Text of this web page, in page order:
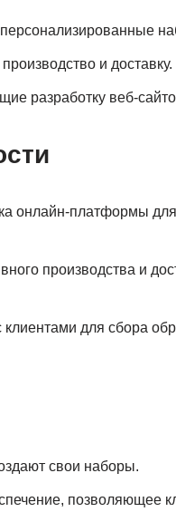
и доставку.
разработку веб-
онлайн-платформы
производства и
для сбора
свои наборы.
позволяющее